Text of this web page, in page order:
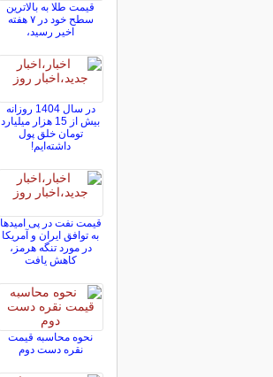
قیمت طلا به بالاترین
سطح خود در ۷ هفته
اخیر رسید،
در سال 1404 روزانه
بیش از 15 هزار میلیارد
تومان خلق پول
داشته‌ایم!
قیمت نفت در پی امیدها
به توافق ایران و آمریکا
در مورد تنگه هرمز،
کاهش یافت
نحوه محاسبه قیمت
نقره دست دوم